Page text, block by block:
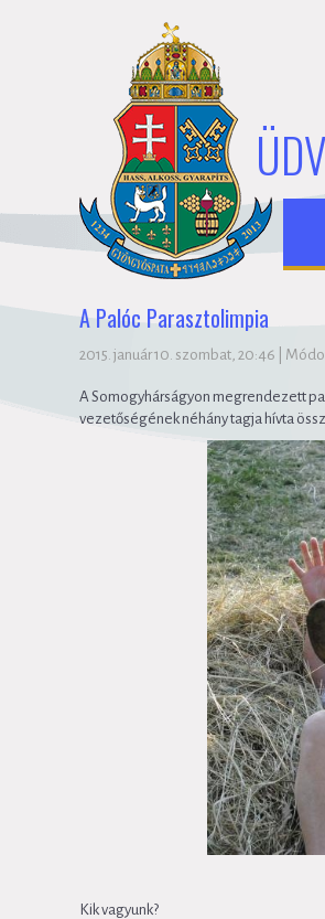
A Palóc Parasztolimpia
2015. január 10. szombat, 20:46
A Somogyhárságyon megrendezett
vezetőségének néhány tagja hívta
Kik vagyunk?